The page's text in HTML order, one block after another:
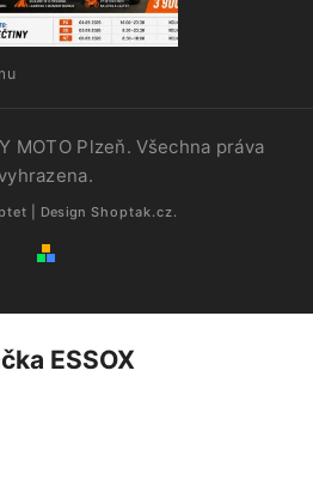
MOTO Plzeň. Všechna práva
| Design Shoptak.cz.
ESSOX